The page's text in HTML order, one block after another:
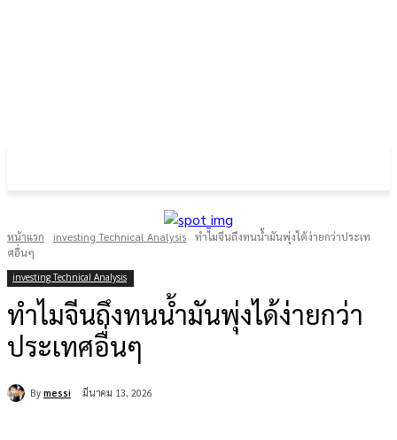
หน้าแรก investing Technical Analysis
ทำไมจีนถึงทนน้ำมันพุ่งได้ง่ายกว่าประเท
ศอื่นๆ
investing Technical Analysis
ทำไมจีนถึงทนน้ำมันพุ่งได้ง่ายกว่า
ประเทศอื่นๆ
By messi มีนาคม 13, 2026